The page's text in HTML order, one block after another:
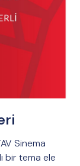
Sinema
bir tema ele